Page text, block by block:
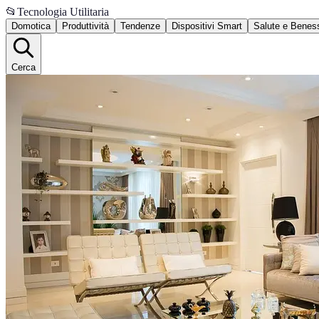
📂 Tecnologia Utilitaria
Domotica Produttività Tendenze Dispositivi Smart Salute e
Cerca